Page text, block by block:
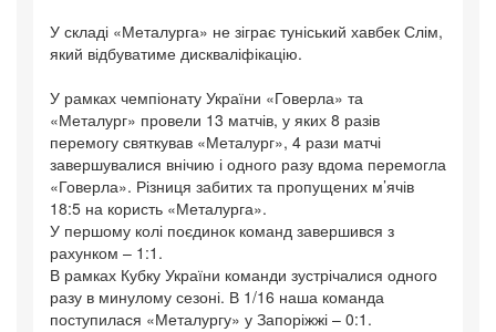
У складі «Металурга» не зіграє туніський хавбек Слім,
який відбуватиме дискваліфікацію.
У рамках чемпіонату України «Говерла» та
«Металург» провели 13 матчів, у яких 8 разів
перемогу святкував «Металург», 4 рази матчі
завершувалися внічию і одного разу вдома перемогла
«Говерла». Різниця забитих та пропущених м’ячів
18:5 на користь «Металурга».
У першому колі поєдинок команд завершився з
рахунком – 1:1.
В рамках Кубку України команди зустрічалися одного
разу в минулому сезоні. В 1/16 наша команда
поступилася «Металургу» у Запоріжжі – 0:1.